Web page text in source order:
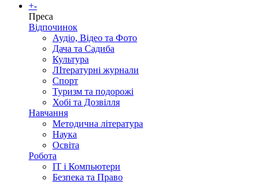
+-
Преса
Відпочинок
Аудіо, Відео та Фото
Дача та Садиба
Культура
ЛІтературні журнали
Спорт
Туризм та подорожі
Хобі та Дозвілля
Навчання
Методична література
Наука
Освіта
Робота
IT і Компьютери
Безпека та Право